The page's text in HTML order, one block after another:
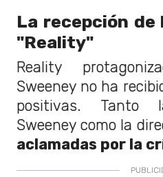
La recepción
"Reality"
Reality
Sweeney no ha
positivas. Tanto
Sweeney como la
aclamadas por la